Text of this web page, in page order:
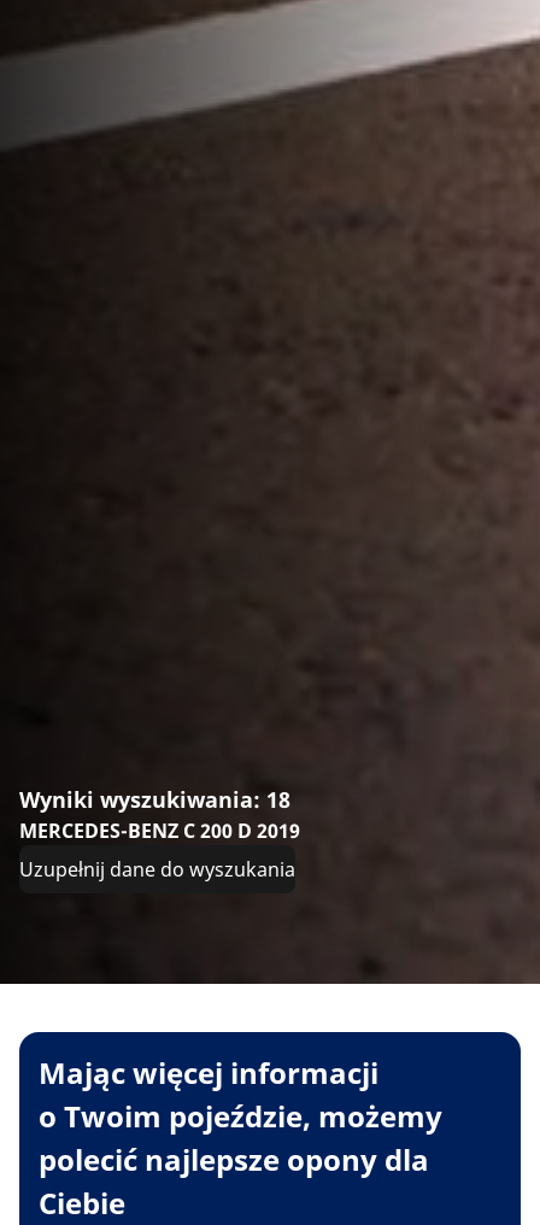
Wyniki wyszukiwania: 18
MERCEDES-BENZ C 200 D 2019
Uzupełnij dane do wyszukania
Mając więcej informacji
o Twoim pojeździe, możemy
polecić najlepsze opony dla
Ciebie